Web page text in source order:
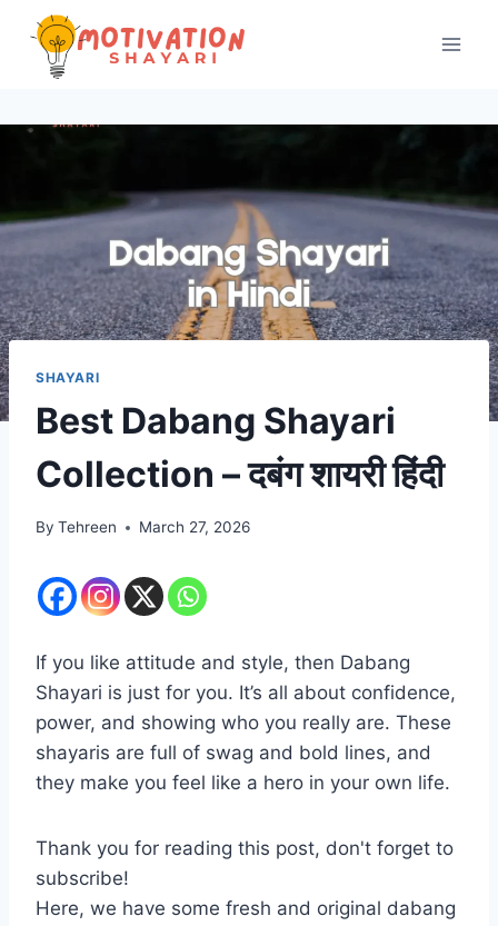
content
SHAYARI
Best Dabang Shayari
Collection – दबंग शायरी हिंदी
By Tehreen March 27, 2026
If you like attitude and style, then Dabang
Shayari is just for you. It’s all about confidence,
power, and showing who you really are. These
shayaris are full of swag and bold lines, and
they make you feel like a hero in your own life.
Thank you for reading this post, don't forget to
subscribe!
Here, we have some fresh and original dabang